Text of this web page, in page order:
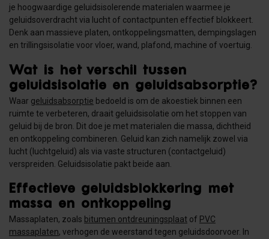
je hoogwaardige geluidsisolerende materialen waarmee je
geluidsoverdracht via lucht of contactpunten effectief blokkeert.
Denk aan massieve platen, ontkoppelingsmatten, dempingslagen
en trillingsisolatie voor vloer, wand, plafond, machine of voertuig.
Wat is het verschil tussen
geluidsisolatie en geluidsabsorptie?
Waar geluidsabsorptie bedoeld is om de akoestiek binnen een
ruimte te verbeteren, draait geluidsisolatie om het stoppen van
geluid bij de bron. Dit doe je met materialen die massa, dichtheid
en ontkoppeling combineren. Geluid kan zich namelijk zowel via
lucht (luchtgeluid) als via vaste structuren (contactgeluid)
verspreiden. Geluidsisolatie pakt beide aan.
Effectieve geluidsblokkering met
massa en ontkoppeling
Massaplaten, zoals bitumen ontdreuningsplaat of PVC
massaplaten, verhogen de weerstand tegen geluidsdoorvoer. In